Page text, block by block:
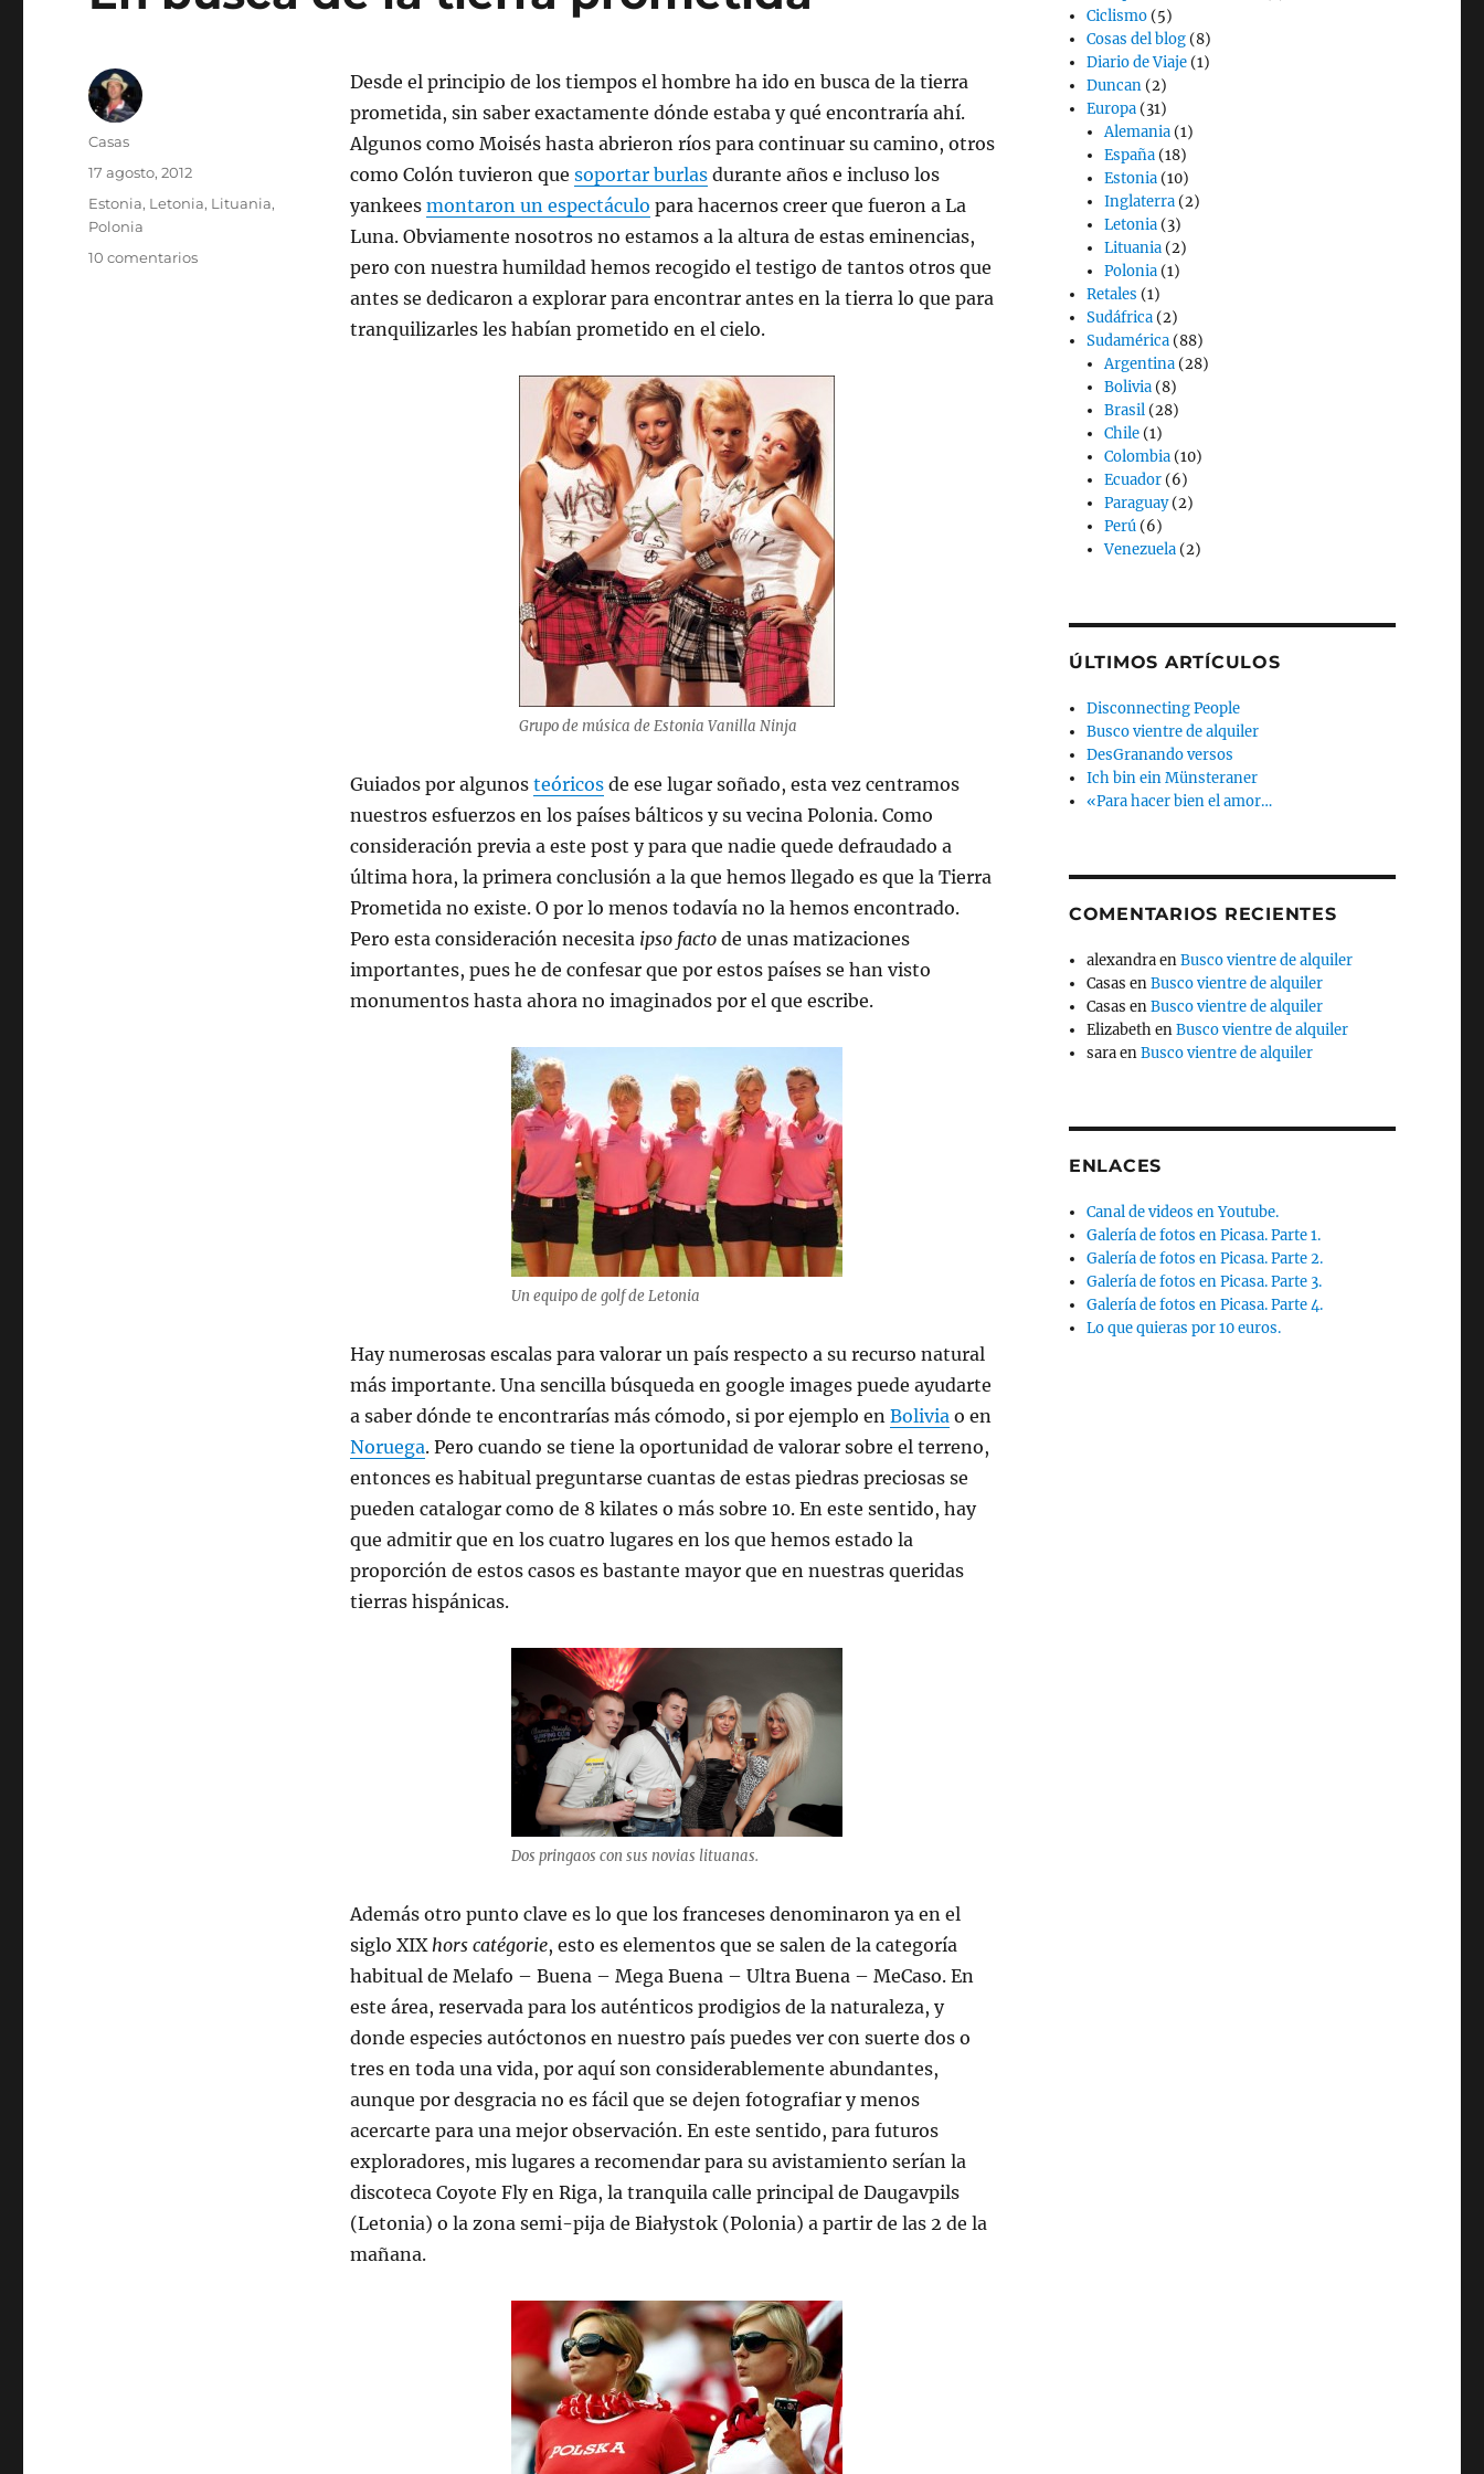
Desde el principio de los tiempos el hombre ha ido en busca de la tierra
prometida, sin saber exactamente dónde estaba y qué encontraría ahí.
Algunos como Moisés hasta abrieron ríos para continuar su camino, otros
como Colón tuvieron que soportar burlasdurante años e incluso los
yankees montaron un espectáculo para hacernos creer que fueron a La
Luna. Obviamente nosotros no estamos a la altura de estas eminencias,
pero con nuestra humildad hemos recogido el testigo de tantos otros que
antes se dedicaron a explorar para encontrar antes en la tierra lo que para
tranquilizarles les habían prometido en el cielo.
Grupo de música de Estonia Vanilla Ninja
Guiados por algunos teóricosde ese lugar soñado, esta vez centramos
nuestros esfuerzos en los países bálticos y su vecina Polonia. Como
consideración previa a este post y para que nadie quede defraudado a
última hora, la primera conclusión a la que hemos llegado es que la Tierra
Prometida no existe. O por lo menos todavía no la hemos encontrado.
Pero esta consideración necesita ipso factode unas matizaciones
importantes, pues he de confesar que por estos países se han visto
monumentos hasta ahora no imaginados por el que escribe.
Un equipo de golf de Letonia
Hay numerosas escalas para valorar un país respecto a su recurso natural
más importante. Una sencilla búsqueda en google images puede ayudarte
a saber dónde te encontrarías más cómodo, si por ejemplo en Boliviao en
Noruega. Pero cuando se tiene la oportunidad de valorar sobre el terreno,
entonces es habitual preguntarse cuantas de estas piedras preciosas se
pueden catalogar como de 8 kilates o más sobre 10. En este sentido, hay
que admitir que en los cuatro lugares en los que hemos estado la
proporción de estos casos es bastante mayor que en nuestras queridas
tierras hispánicas.
Dos pringaos con sus novias lituanas.
Además otro punto clave es lo que los franceses denominaron ya en el
siglo XIXhors catégorie, esto es elementos que se salen de la categoría
habitual de Melafo – Buena – Mega Buena – Ultra Buena – MeCaso. En
este área, reservada para los auténticos prodigios de la naturaleza, y
donde especies autóctonos en nuestro país puedes ver con suerte dos o
tres en toda una vida, por aquí son considerablemente abundantes,
aunque por desgracia no es fácil que se dejen fotografiar y menos
acercarte para una mejor observación. En este sentido, para futuros
exploradores, mis lugares a recomendar para su avistamiento serían la
discoteca Coyote Fly en Riga, la tranquila calle principal de Daugavpils
(Letonia) o la zona semi-pija de Białystok (Polonia) a partir de las 2 de la
mañana.
Autor
Casas
Publicado
17 agosto, 2012
Categorías
Estonia, Letonia, Lituania,
Polonia
10 comentariosen
Ciclismo (5)
Cosas del blog (8)
Diario de Viaje (1)
Duncan (2)
Europa (31)
Alemania (1)
España (18)
Estonia (10)
Inglaterra (2)
Letonia (3)
Lituania (2)
Polonia (1)
Retales (1)
Sudáfrica (2)
Sudamérica (88)
Argentina (28)
Bolivia (8)
Brasil (28)
Chile (1)
Colombia (10)
Ecuador (6)
Paraguay(2)
Perú (6)
Venezuela (2)
ÚLTIMOS ARTÍCULOS
Disconnecting People
Busco vientre de alquiler
DesGranando versos
Ich bin ein Münsteraner
«Para hacer bien el amor…
COMENTARIOS RECIENTES
alexandraenBusco vientre de alquiler
Casas enBusco vientre de alquiler
Casas enBusco vientre de alquiler
ElizabethenBusco vientre de alquiler
saraenBusco vientre de alquiler
ENLACES
Canal de videos en Youtube.
Galería de fotos en Picasa. Parte 1.
Galería de fotos en Picasa. Parte 2.
Galería de fotos en Picasa. Parte 3.
Galería de fotos en Picasa. Parte 4.
Lo que quieras por 10 euros.